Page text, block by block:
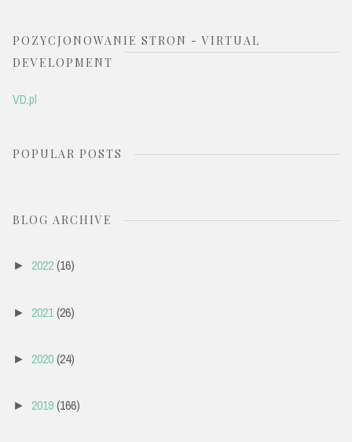
POZYCJONOWANIE STRON - VIRTUAL
DEVELOPMENT
VD.pl
POPULAR POSTS
BLOG ARCHIVE
► 2022(16)
► 2021(26)
► 2020(24)
► 2019(166)